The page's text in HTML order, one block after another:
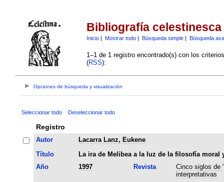
Bibliografía celestinesca
Inicio| Mostrar todo| Búsqueda simple| Búsqueda
1–1 de 1 registro encontrado(s) con los
(RSS):
Opciones de búsqueda y visualización
Seleccionar todo Deseleccionar todo
Registro
Autor
Lacarra Lanz, Eukene
Título
La ira de Melibea a la luz de la filosofía moral
Año
1997 Revista
Cinco siglos de
interpretativas